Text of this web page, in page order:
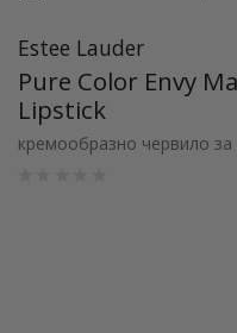
Estee Lauder
Pure Color Envy
Lipstick
кремообразно червило